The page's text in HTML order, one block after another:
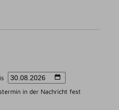
in der Nachricht fest